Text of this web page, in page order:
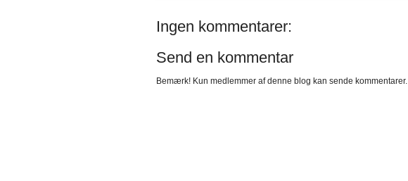
Ingen kommentarer:
Send en kommentar
Bemærk! Kun medlemmer af denne blog kan sende kommentarer.